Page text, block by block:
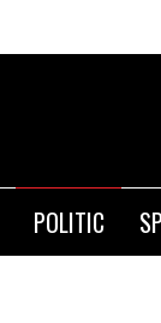
POLITIC